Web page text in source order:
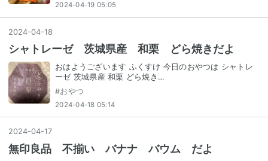
2024-04-19 05:05
2024-04-18
シャトレーゼ 茨城県産 和栗 どら焼きだよ
おはようございます ふくすけ 今日のおやつは シャトレ
ーゼ 茨城県産 和栗 どら焼き…
#おやつ
2024-04-18 05:14
2024-04-17
無印良品 不揃い バナナ バウム だよ